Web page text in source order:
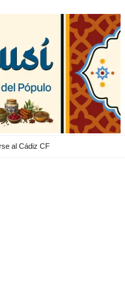
al Cádiz CF